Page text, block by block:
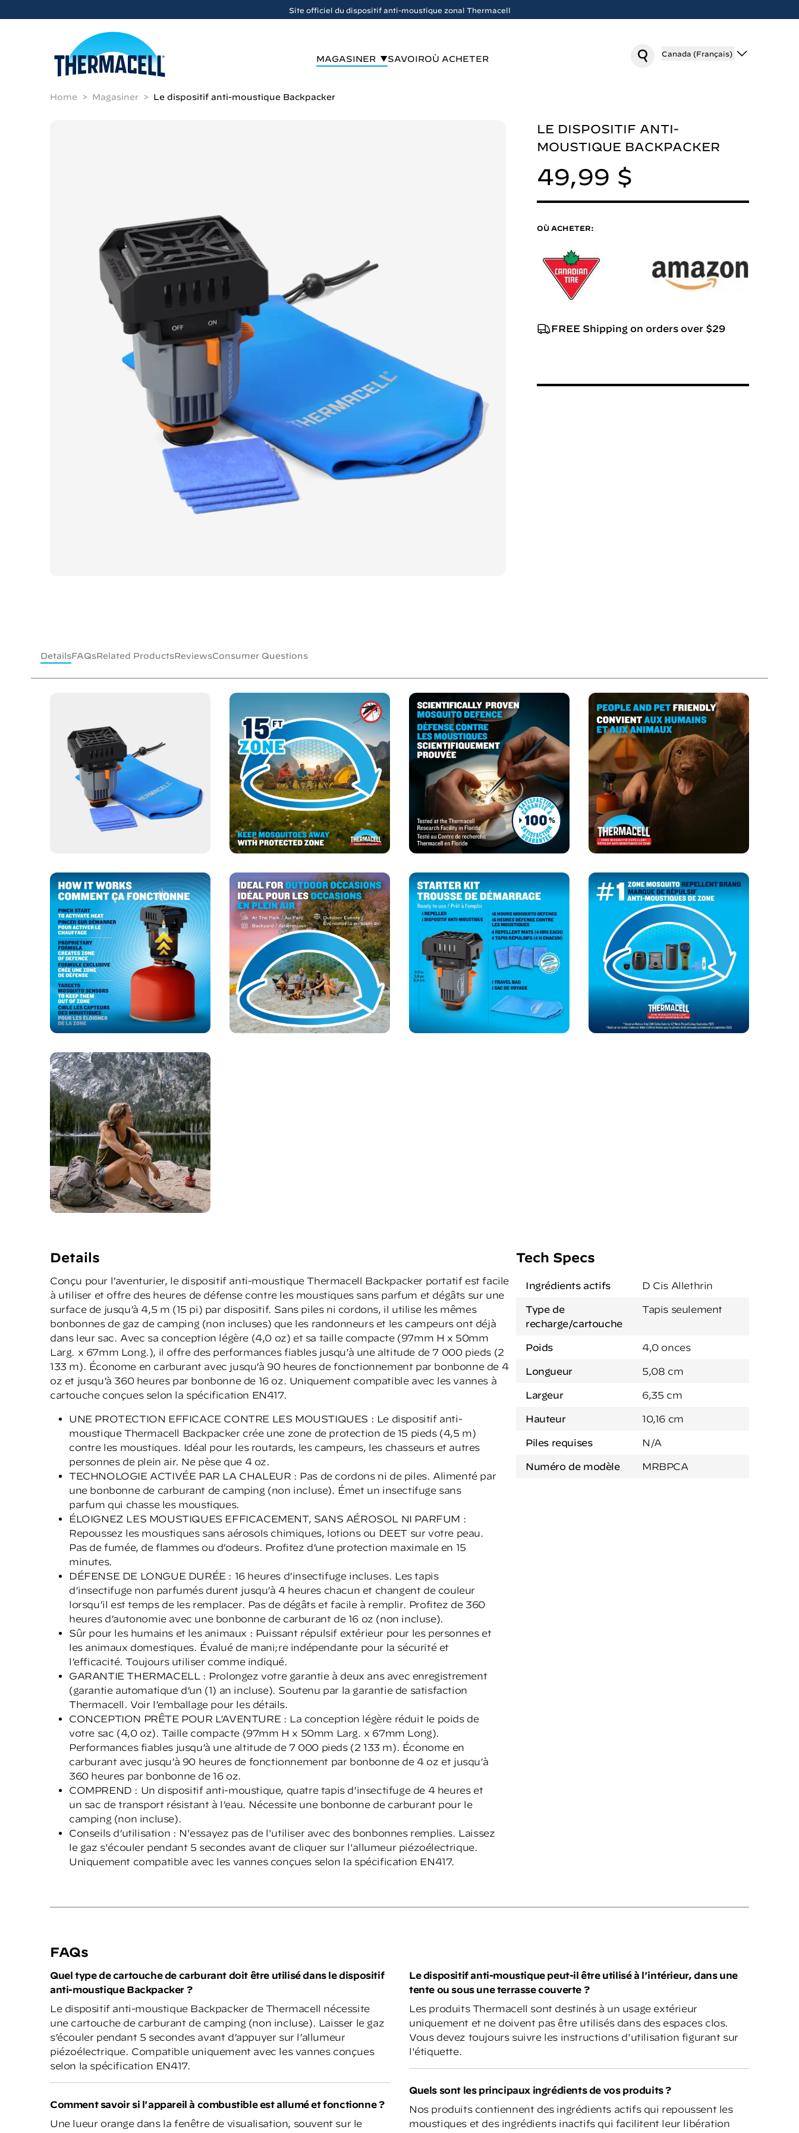
Site officiel du dispositif anti-moustique zonal Thermacell
MAGASINER SAVOIROÙ ACHETER
Canada (Français)
Home Magasiner Le dispositif anti-moustique Backpacker
LE DISPOSITIF ANTI-
MOUSTIQUE BACKPACKER
49,99 $
OÙ ACHETER:
FREE Shipping on orders over $29
DetailsFAQsRelated ProductsReviewsConsumer Questions
Details
Conçu pour l’aventurier, le dispositif anti-moustique Thermacell Backpacker portatif est facile
à utiliser et offre des heures de défense contre les moustiques sans parfum et dégâts sur une
surface de jusqu’à 4,5 m (15 pi) par dispositif. Sans piles ni cordons, il utilise les mêmes
bonbonnes de gaz de camping (non incluses) que les randonneurs et les campeurs ont déjà
dans leur sac. Avec sa conception légère (4,0 oz) et sa taille compacte (97mm H x 50mm
Larg. x 67mm Long.), il offre des performances fiables jusqu’à une altitude de 7 000 pieds (2
133 m). Économe en carburant avec jusqu’à 90 heures de fonctionnement par bonbonne de 4
oz et jusqu’à 360 heures par bonbonne de 16 oz. Uniquement compatible avec les vannes à
cartouche conçues selon la spécification EN417.
UNE PROTECTION EFFICACE CONTRE LES MOUSTIQUES : Le dispositif anti-
moustique Thermacell Backpacker crée une zone de protection de 15 pieds (4,5 m)
contre les moustiques. Idéal pour les routards, les campeurs, les chasseurs et autres
personnes de plein air. Ne pèse que 4 oz.
TECHNOLOGIE ACTIVÉE PAR LA CHALEUR : Pas de cordons ni de piles. Alimenté par
une bonbonne de carburant de camping (non incluse). Émet un insectifuge sans
parfum qui chasse les moustiques.
ÉLOIGNEZ LES MOUSTIQUES EFFICACEMENT, SANS AÉROSOL NI PARFUM :
Repoussez les moustiques sans aérosols chimiques, lotions ou DEET sur votre peau.
Pas de fumée, de flammes ou d’odeurs. Profitez d’une protection maximale en 15
minutes.
DÉFENSE DE LONGUE DURÉE : 16 heures d’insectifuge incluses. Les tapis
d’insectifuge non parfumés durent jusqu’à 4 heures chacun et changent de couleur
lorsqu’il est temps de les remplacer. Pas de dégâts et facile à remplir. Profitez de 360
heures d’autonomie avec une bonbonne de carburant de 16 oz (non incluse).
Sûr pour les humains et les animaux : Puissant répulsif extérieur pour les personnes et
les animaux domestiques. Évalué de mani;re indépendante pour la sécurité et
l’efficacité. Toujours utiliser comme indiqué.
GARANTIE THERMACELL : Prolongez votre garantie à deux ans avec enregistrement
(garantie automatique d’un (1) an incluse). Soutenu par la garantie de satisfaction
Thermacell. Voir l’emballage pour les détails.
CONCEPTION PRÊTE POUR L’AVENTURE : La conception légère réduit le poids de
votre sac (4,0 oz). Taille compacte (97mm H x 50mm Larg. x 67mm Long).
Performances fiables jusqu’à une altitude de 7 000 pieds (2 133 m). Économe en
carburant avec jusqu’à 90 heures de fonctionnement par bonbonne de 4 oz et jusqu’à
360 heures par bonbonne de 16 oz.
COMPREND : Un dispositif anti-moustique, quatre tapis d’insectifuge de 4 heures et
un sac de transport résistant à l’eau. Nécessite une bonbonne de carburant pour le
camping (non incluse).
Conseils d’utilisation : N'essayez pas de l'utiliser avec des bonbonnes remplies. Laissez
le gaz s'écouler pendant 5 secondes avant de cliquer sur l'allumeur piézoélectrique.
Uniquement compatible avec les vannes conçues selon la spécification EN417.
Tech Specs
Ingrédients actifs D Cis Allethrin
Type de
recharge/cartouche
Tapis seulement
Poids 4,0 onces
Longueur 5,08 cm
Largeur 6,35 cm
Hauteur 10,16 cm
Piles requises N/A
Numéro de modèle MRBPCA
FAQs
Quel type de cartouche de carburant doit être utilisé dans le dispositif
anti-moustique Backpacker ?
Le dispositif anti-moustique Backpacker de Thermacell nécessite
une cartouche de carburant de camping (non incluse). Laisser le gaz
s’écouler pendant 5 secondes avant d’appuyer sur l’allumeur
piézoélectrique. Compatible uniquement avec les vannes conçues
selon la spécification EN417.
Comment savoir si l'appareil à combustible est allumé et fonctionne ?
Une lueur orange dans la fenêtre de visualisation, souvent sur le
Le dispositif anti-moustique peut-il être utilisé à l'intérieur, dans une
tente ou sous une terrasse couverte ?
Les produits Thermacell sont destinés à un usage extérieur
uniquement et ne doivent pas être utilisés dans des espaces clos.
Vous devez toujours suivre les instructions d'utilisation figurant sur
l'étiquette.
Quels sont les principaux ingrédients de vos produits ?
Nos produits contiennent des ingrédients actifs qui repoussent les
moustiques et des ingrédients inactifs qui facilitent leur libération